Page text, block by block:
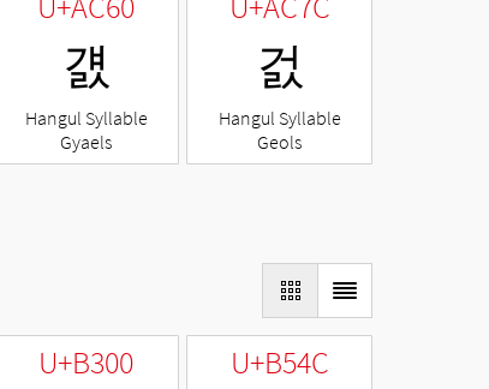
걠
Hangul Syllable
Gyaels
걼
Hangul Syllable
Geols
U+B300 U+B54C